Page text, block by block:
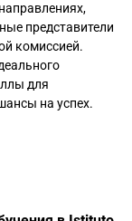
представители
комиссией.
для
на успех.